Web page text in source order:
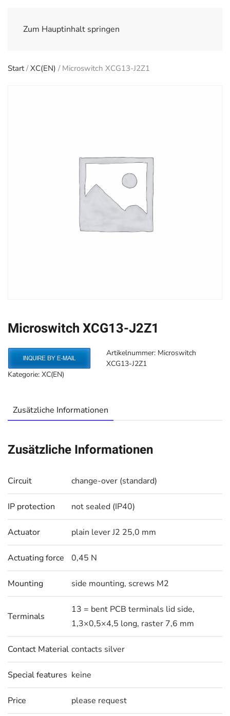
Zum Hauptinhalt springen
Start/XC(EN) / Microswitch XCG13-J2Z1
Microswitch XCG13-J2Z1
Artikelnummer: Microswitch
XCG13-J2Z1
Kategorie: XC(EN)
Zusätzliche Informationen
Zusätzliche Informationen
Circuit change-over (standard)
IP protection not sealed (IP40)
Actuator plain lever J2 25,0 mm
Actuating force 0,45 N
Mounting side mounting, screws M2
Terminals
13 = bent PCB terminals lid side,
1,3×0,5×4,5 long, raster 7,6 mm
Contact Material contacts silver
Special features keine
Price please request